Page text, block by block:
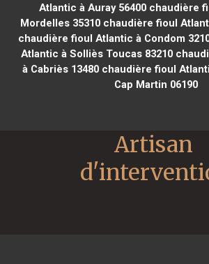
Atlantic à Auray 56400 chaudière
Mordelles 35310 chaudière fioul
chaudière fioul Atlantic à Condom
Atlantic à Solliès Toucas 83210
à Cabriès 13480 chaudière fioul
Cap Martin 06190
Artisan